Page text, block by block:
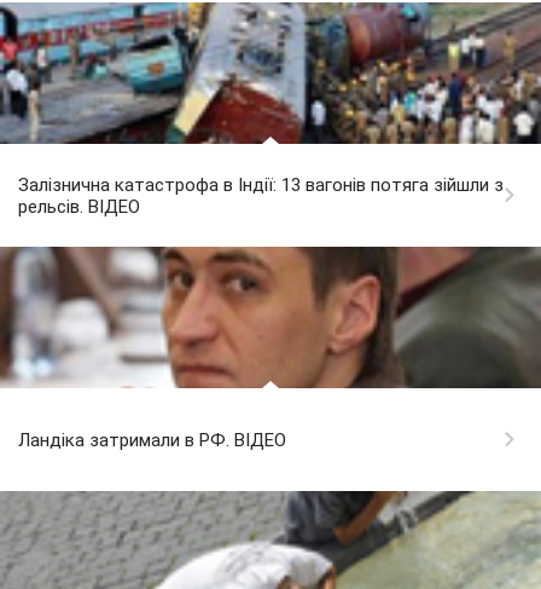
Залізнична катастрофа в Індії: 13 вагонів потяга зійшли з
рельсів. ВІДЕО
Ландіка затримали в РФ. ВІДЕО